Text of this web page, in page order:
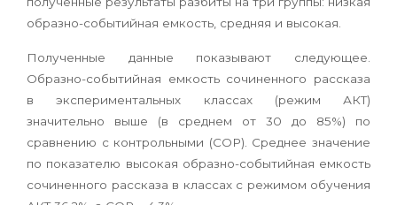
образно-событийная емкость, средняя и высокая.
Полученные данные показывают следующее.
Образно-событийная емкость сочиненного рассказа
в экспериментальных классах (режим АКТ)
значительно выше (в среднем от 30 до 85%) по
сравнению с контрольными (СОР). Среднее значение
по показателю высокая образно-событийная емкость
сочиненного рассказа в классах с режимом обучения